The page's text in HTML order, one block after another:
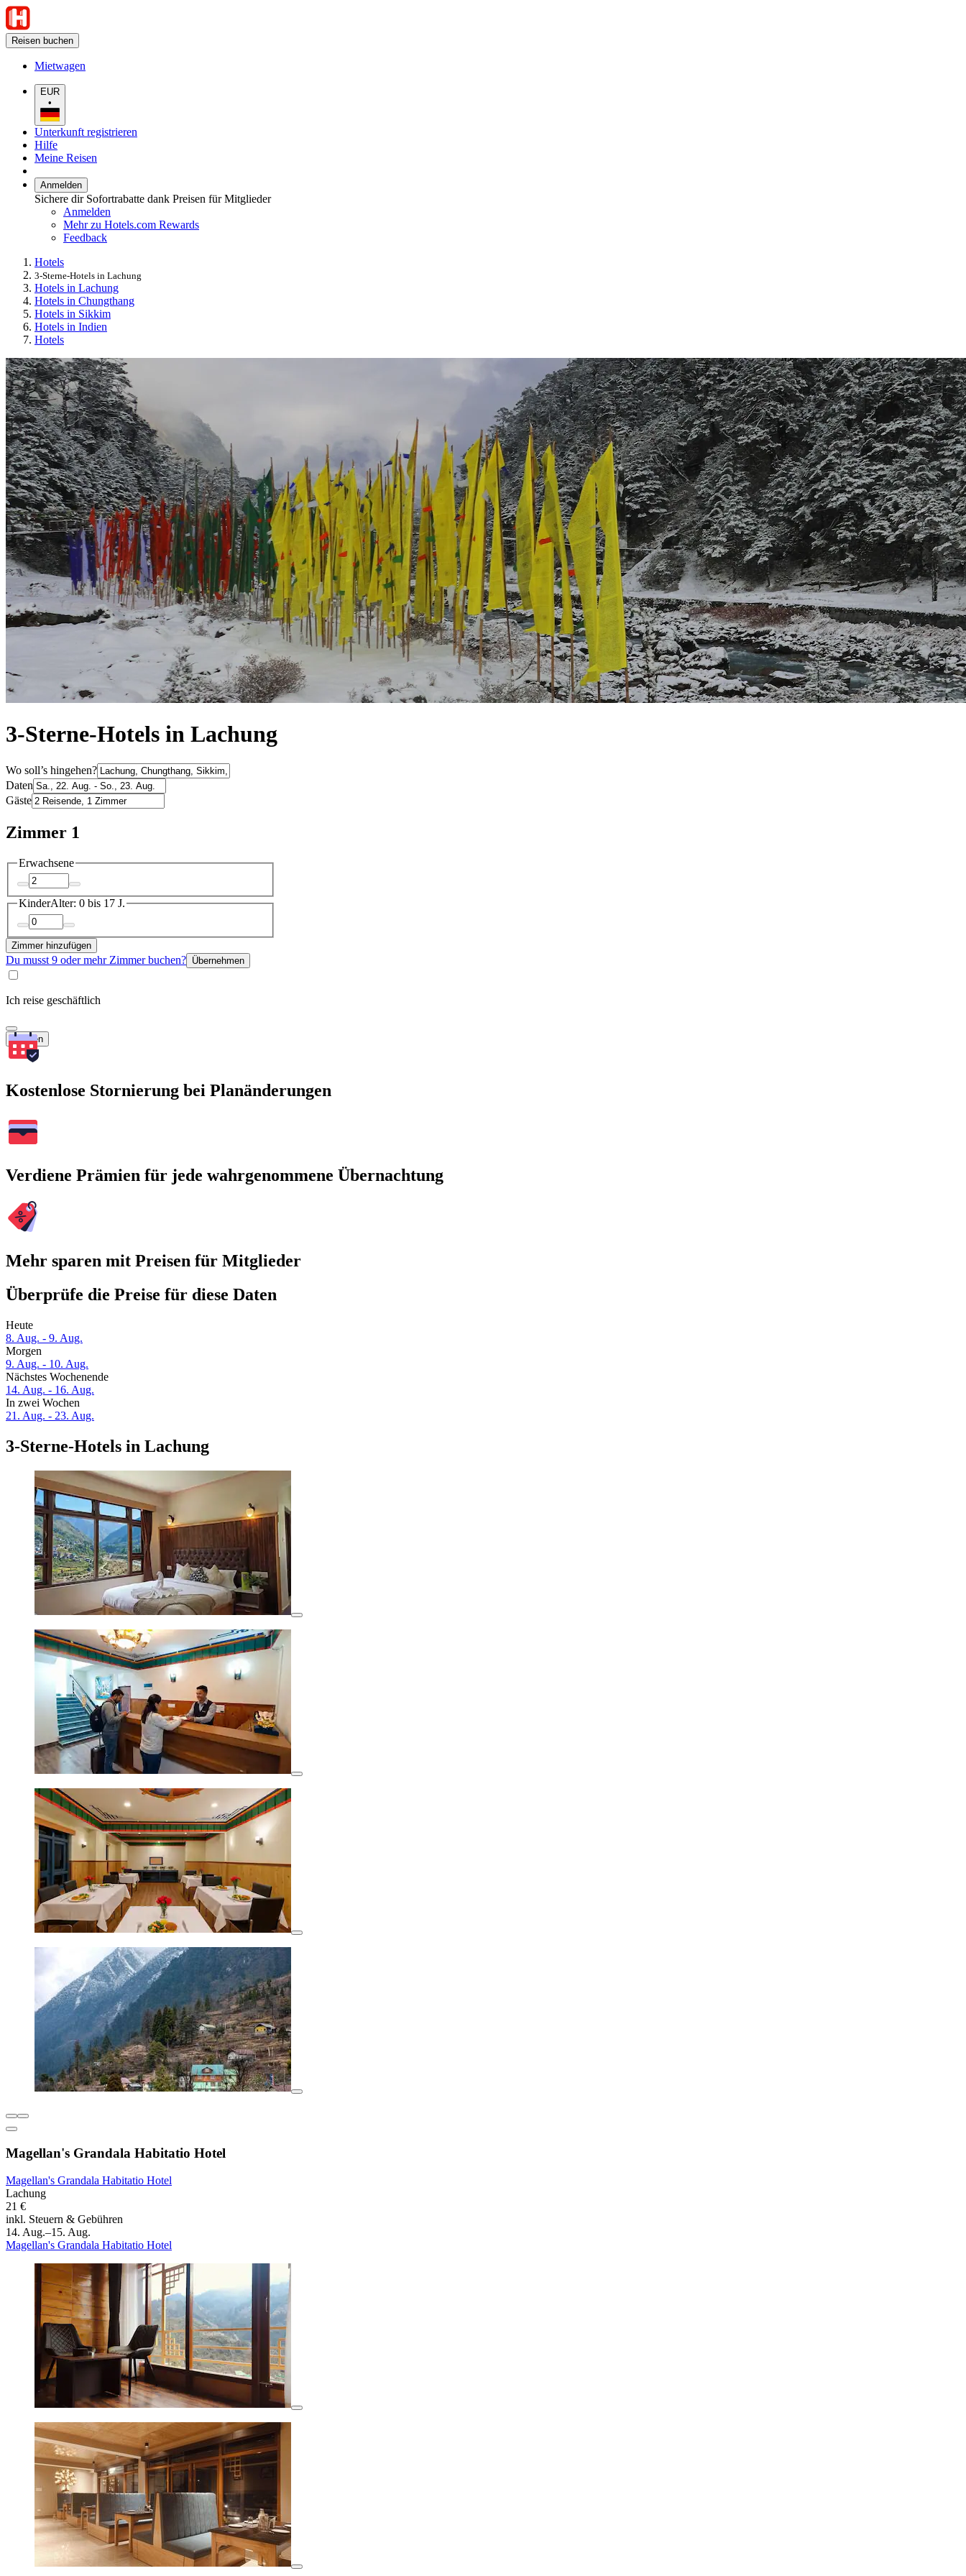
Reisen buchen
Mietwagen
EUR
•
Unterkunft registrieren
Hilfe
Meine Reisen
Anmelden
Sichere dir Sofortrabatte dank Preisen für Mitglieder
Anmelden
Mehr zu Hotels.com Rewards
Feedback
Hotels
3-Sterne-Hotels in Lachung
Hotels in Lachung
Hotels in Chungthang
Hotels in Sikkim
Hotels in Indien
Hotels
3-Sterne-Hotels in Lachung
Wo soll’s hingehen?
Daten
Gäste
Zimmer 1
Erwachsene
KinderAlter: 0 bis 17 J.
Zimmer hinzufügen
Du musst 9 oder mehr Zimmer buchen? Übernehmen
Ich reise geschäftlich
Suchen
Kostenlose Stornierung bei Planänderungen
Verdiene Prämien für jede wahrgenommene Übernachtung
Mehr sparen mit Preisen für Mitglieder
Überprüfe die Preise für diese Daten
Heute
8. Aug. - 9. Aug.
Morgen
9. Aug. - 10. Aug.
Nächstes Wochenende
14. Aug. - 16. Aug.
In zwei Wochen
21. Aug. - 23. Aug.
3-Sterne-Hotels in Lachung
Magellan's Grandala Habitatio Hotel
Magellan's Grandala Habitatio Hotel
Lachung
21 €
inkl. Steuern & Gebühren
14. Aug.–15. Aug.
Magellan's Grandala Habitatio Hotel